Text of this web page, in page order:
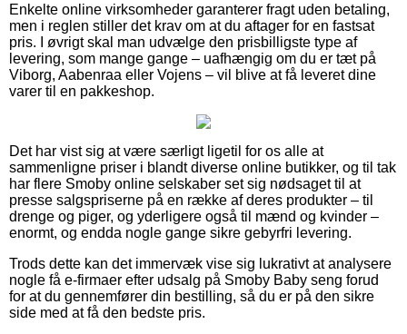
Enkelte online virksomheder garanterer fragt uden betaling,
men i reglen stiller det krav om at du aftager for en fastsat
pris. I øvrigt skal man udvælge den prisbilligste type af
levering, som mange gange – uafhængig om du er tæt på
Viborg, Aabenraa eller Vojens – vil blive at få leveret dine
varer til en pakkeshop.
Det har vist sig at være særligt ligetil for os alle at
sammenligne priser i blandt diverse online butikker, og til tak
har flere Smoby online selskaber set sig nødsaget til at
presse salgspriserne på en række af deres produkter – til
drenge og piger, og yderligere også til mænd og kvinder –
enormt, og endda nogle gange sikre gebyrfri levering.
Trods dette kan det immervæk vise sig lukrativt at analysere
nogle få e-firmaer efter udsalg på Smoby Baby seng forud
for at du gennemfører din bestilling, så du er på den sikre
side med at få den bedste pris.